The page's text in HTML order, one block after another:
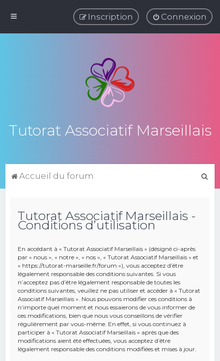
Connexion
Inscription
Tutorat Associatif Marseillais
Accueil du forum
Tutorat Associatif Marseillais -
Conditions d’utilisation
En accédant à « Tutorat Associatif Marseillais » (désigné ci-après
par « nous », « notre », « nos », « Tutorat Associatif Marseillais » et
« https://tutorat-marseille.fr/forum »), vous acceptez d’être
légalement responsable des conditions suivantes. Si vous
n’acceptez pas d’être légalement responsable de toutes les
conditions suivantes, veuillez ne pas utiliser et accéder à « Tutorat
Associatif Marseillais ». Nous pouvons modifier ces conditions à
n’importe quel moment et nous essaierons de vous informer de
ces modifications, bien que nous vous conseillons de vérifier
régulièrement par vous-même. En effet, si vous continuez à
participer à « Tutorat Associatif Marseillais » après que des
modifications aient été effectuées, vous acceptez d’être
légalement responsable des conditions modifiées et mises à jour.